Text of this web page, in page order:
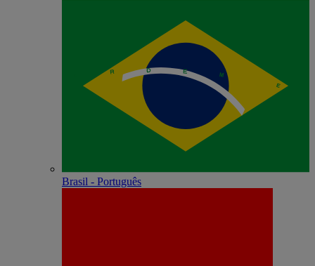
Brasil - Português